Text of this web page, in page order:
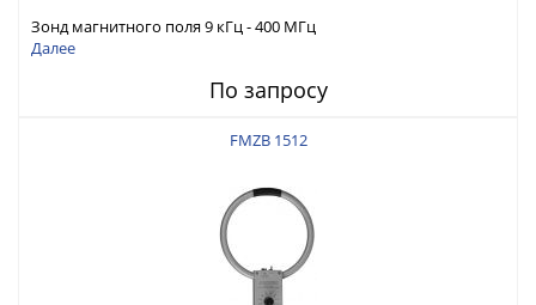
Зонд магнитного поля 9 кГц - 400 МГц
Далее
По запросу
FMZB 1512